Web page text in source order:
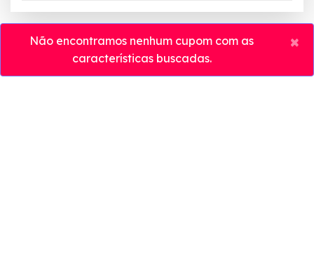
Não encontramos nenhum cupom com as
características buscadas.
×